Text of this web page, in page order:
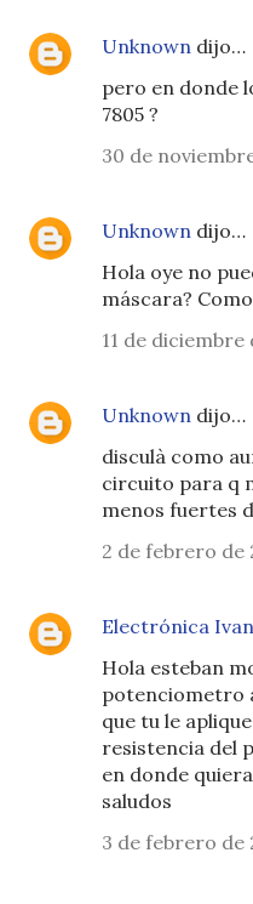
Unknown dijo…
pero en donde
7805 ?
30 de
Unknown dijo…
Hola oye no
máscara?
11 de diciembre
Unknown dijo…
disculà como
circuito para q
menos fuertes
2 de febrero de
Electrónica
Hola esteban
potenciometro
que tu le
resistencia del
en donde
saludos
3 de febrero de